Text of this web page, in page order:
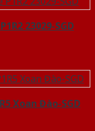
23029-SGD
Xoan Đào-SGD